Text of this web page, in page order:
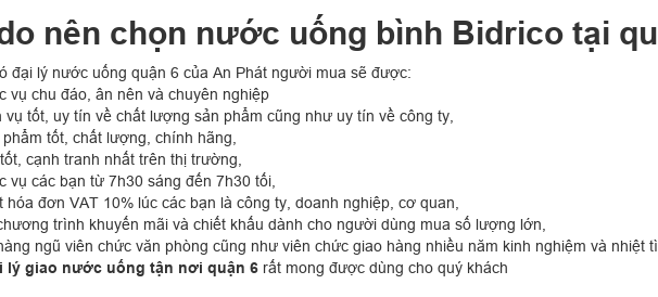
nên chọn nước uống bình Bidrico tại
đại lý nước uống quận 6 của An Phát người mua sẽ được:
vụ chu đáo, ân nên và chuyên nghiệp
vụ tốt, uy tín về chất lượng sản phẩm cũng như uy tín về công ty,
tốt, chất lượng, chính hãng,
cạnh tranh nhất trên thị trường,
vụ các bạn từ 7h30 sáng đến 7h30 tối,
hóa đơn VAT 10% lúc các bạn là công ty, doanh nghiệp, cơ quan,
trình khuyến mãi và chiết khấu dành cho người dùng mua số lượng lớn,
ngũ viên chức văn phòng cũng như viên chức giao hàng nhiều năm kinh nghiệm và nhiệt
lý giao nước uống tận nơi quận 6 rất mong được dùng cho quý khách